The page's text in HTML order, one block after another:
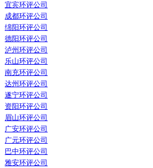
宜宾环评公司
成都环评公司
绵阳环评公司
德阳环评公司
泸州环评公司
乐山环评公司
南充环评公司
达州环评公司
遂宁环评公司
资阳环评公司
眉山环评公司
广安环评公司
广元环评公司
巴中环评公司
雅安环评公司